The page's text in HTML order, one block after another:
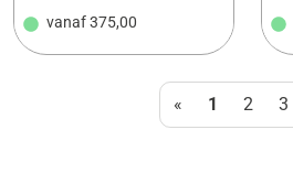
vanaf375,00
« 1 2 3